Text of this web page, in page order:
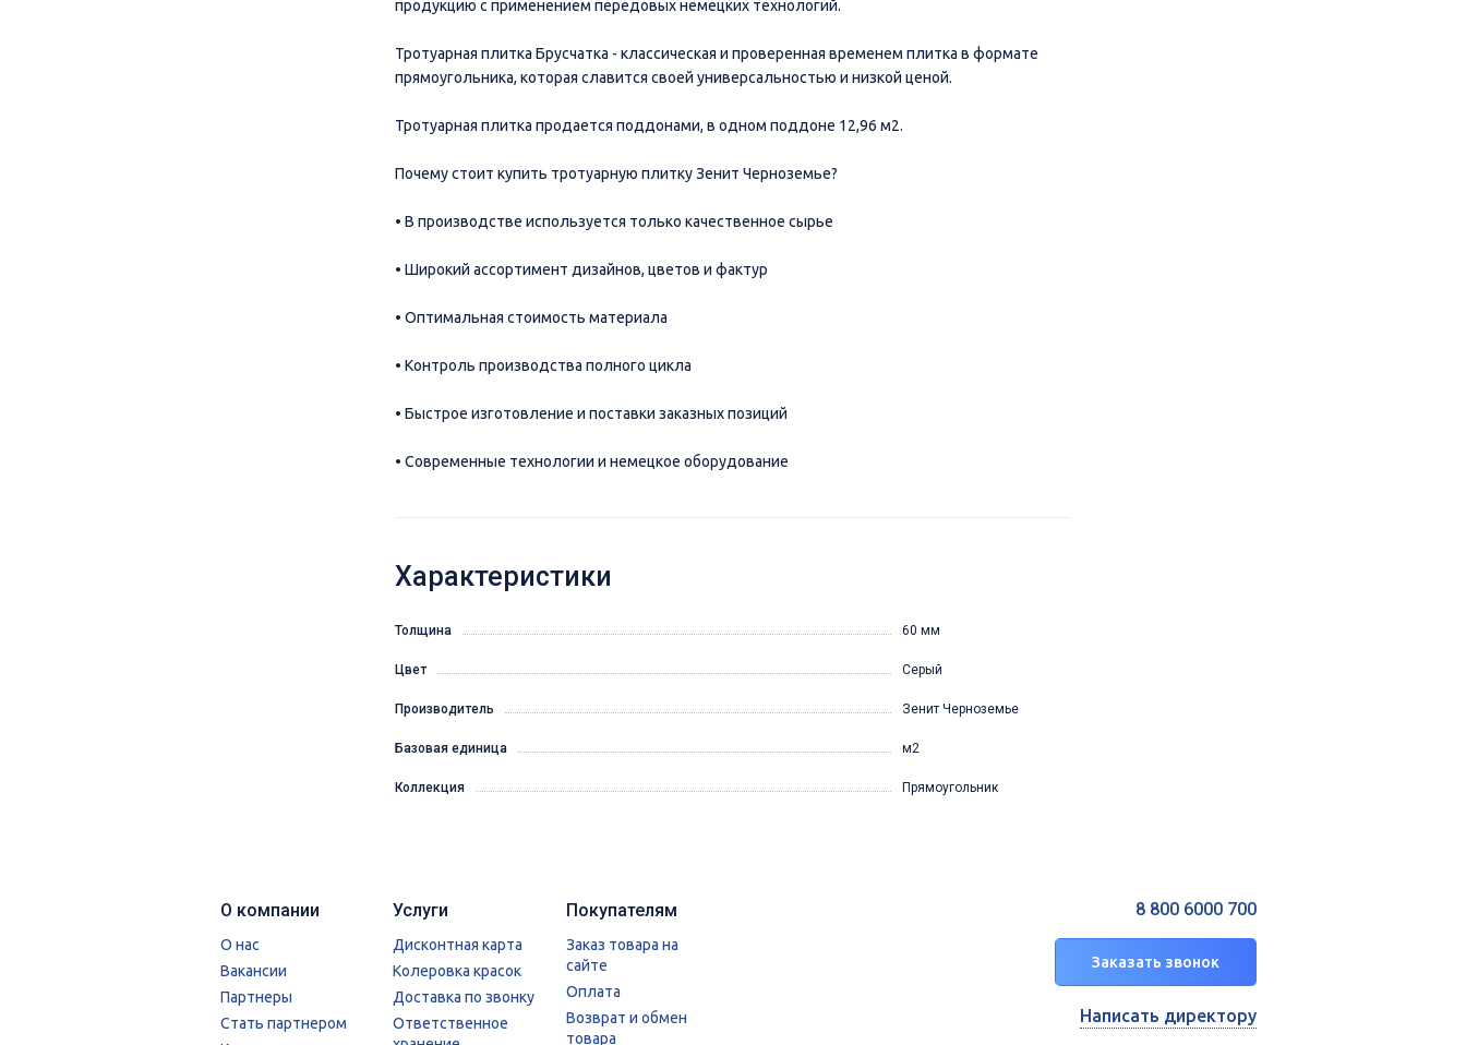
продукцию с применением передовых немецких технологий.
Тротуарная плитка Брусчатка - классическая и проверенная временем плитка в формате
прямоугольника, которая славится своей универсальностью и низкой ценой.
Тротуарная плитка продается поддонами, в одном поддоне 12,96 м2.
Почему стоит купить тротуарную плитку Зенит Черноземье?
• В производстве используется только качественное сырье
• Широкий ассортимент дизайнов, цветов и фактур
• Оптимальная стоимость материала
• Контроль производства полного цикла
• Быстрое изготовление и поставки заказных позиций
• Современные технологии и немецкое оборудование
Характеристики
Толщина 60 мм
Цвет Серый
Производитель Зенит Черноземье
Базовая единица м2
Коллекция Прямоугольник
О компании
О нас
Вакансии
Партнеры
Стать партнером
Услуги
Дисконтная карта
Колеровка красок
Доставка по звонку
Ответственное
Покупателям
Заказ товара на
сайте
Оплата
Возврат и обмен
товара
8 800 6000 700
Заказать звонок
Написать директору